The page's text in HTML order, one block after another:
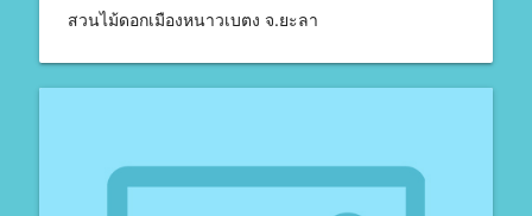
สวนไม้ดอกเมืองหนาวเบตง จ.ยะลา